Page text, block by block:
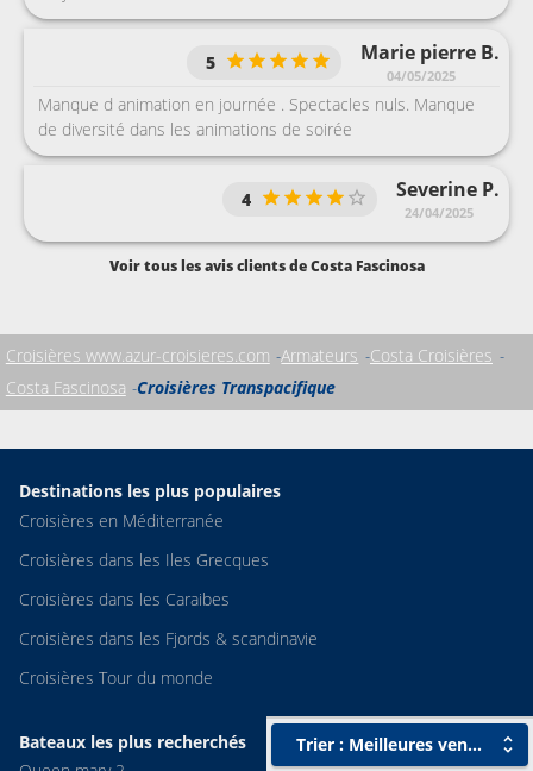
Trier : Meilleures ventes
Marie pierre B.
04/05/2025
5
Manque d animation en journée . Spectacles nuls. Manque
de diversité dans les animations de soirée
Severine P.
24/04/2025
4
Voir tous les avis clients de Costa Fascinosa
Croisières www.azur-croisieres.com Armateurs Costa Croisières
Costa Fascinosa Croisières Transpacifique
Destinations les plus populaires
Croisières en Méditerranée
Croisières dans les Iles Grecques
Croisières dans les Caraibes
Croisières dans les Fjords & scandinavie
Croisières Tour du monde
Bateaux les plus recherchés